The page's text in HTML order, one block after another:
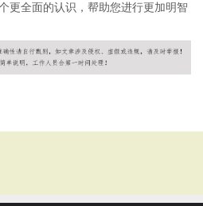
更全面的认识，帮助您进行更加明智